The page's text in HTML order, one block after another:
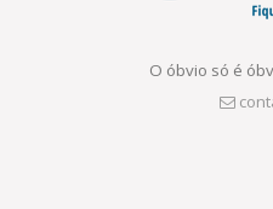
O óbvio só é